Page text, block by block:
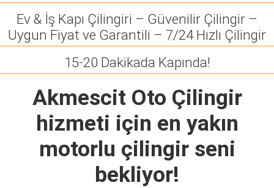
Ev & İş Kapı Çilingiri – Güvenilir Çilingir –
Uygun Fiyat ve Garantili – 7/24 Hızlı Çilingir
15-20 Dakikada Kapında!
Akmescit Oto Çilingir
hizmeti için en yakın
motorlu çilingir seni
bekliyor!